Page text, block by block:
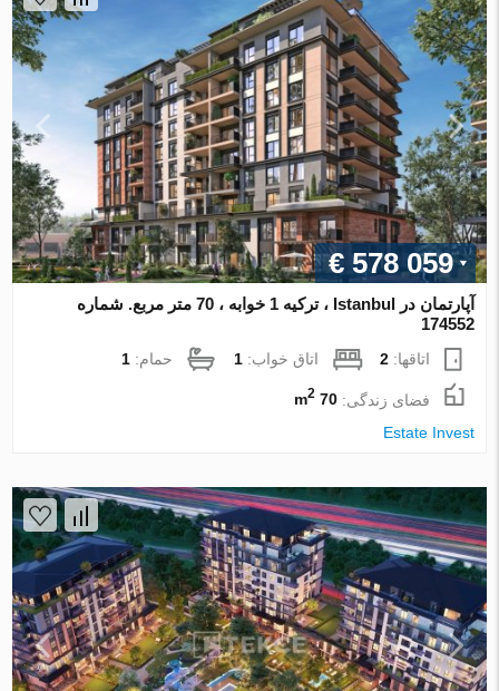
€ 578 059
آپارتمان در Istanbul ، ترکیه 1 خوابه ، 70 متر مربع. شماره
174552
اتاقها:2 اتاق خواب:1 حمام:1
فضای زندگی:70 m
2
Estate Invest